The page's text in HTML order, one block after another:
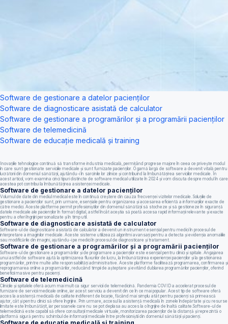
Software de gestionare a datelor pacienților
Software de diagnosticare asistată de calculator
Software de gestionare a programărilor și a programării pacienților
Software de telemedicină
Software de educație medicală și training
Inovațiile tehnologice continuă să transforme industria medicală, permițând progrese majore în ceea ce privește modul
în care sunt gestionate serviciile medicale și sunt furnizate pacienților. O gamă largă de software a devenit vitală pentru
lucrătorii din domeniul sănătății, ajutându-i în sarcinile lor zilnice și contribuind la îmbunătățirea serviciilor medicale. În
acest articol, vom examina cinci tipuri distincte de software medical utilizate în 2024 și vom discuta despre modul în care
acestea pot contribui la îmbunătățirea asistenței medicale.
Software de gestionare a datelor pacienților
Volumul de date din mediul medical este în continuă creștere din cauza frecvenței vizitelor medicale. Soluțiile de
gestionare a pacienților sunt, prin urmare, esențiale pentru organizarea și accesarea eficientă a informațiilor exacte de
către medici. Aceste platforme permit profesioniștilor din domeniul sănătății să stocheze și să gestioneze în siguranță
datele medicale ale pacienților în format digital, astfel încât aceștia să poată accesa rapid informații relevante și exacte
pentru a oferi îngrijiri personalizate și în timp util.
Software de diagnosticare asistată de calculator
Software-ul de diagnosticare asistată de calculator a devenit un instrument esențial pentru medici în procesul de
interpretare a imaginilor medicale. Aceste sisteme utilizează algoritmi avansați pentru a detecta și evidenția anomaliile
sau modificările din imagini, ajutându-i pe medici în procesul de diagnosticare și tratament.
Software de gestionare a programărilor și a programării pacienților
Software-ul de gestionare a programărilor și de programare a pacienților este esențial pentru clinici și spitale. Angajarea
unui astfel de software ajută la optimizarea fluxurilor de lucru, la îmbunătățirea experienței pacienților și la gestionarea
programărilor, printre multe alte responsabilități administrative. Aceste platforme facilitează programarea, confirmarea și
reprogramarea online a programărilor, reducând timpii de așteptare și evitând dublarea programărilor pacienților, oferind
beneficii masive pentru pacienți.
Software de telemedicină
Clinicile și spitalele oferă acum mai mult ca sigur servicii de telemedicină. Pandemia COVID a accelerat procesul de
furnizare de servicii medicale online, iar acest serviciu a devenit din ce în ce mai popular. Acest tip de software oferă
acces la asistență medicală de calitate indiferent de locație, făcând mai simplu atât pentru pacienți să primească
ajutor, cât și pentru clinici să ofere îngrijire. Prin urmare, accesul la asistență medicală în zonele îndepărtate și cu resurse
limitate este îmbunătățit, iar persoanele care nu se pot deplasa au acces la o îngrijire de înaltă calitate.Software-ul de
telemedicină este capabil să ofere consultații medicale virtuale, monitorizarea pacienților de la distanță și reprezintă o
platformă sigură pentru schimbul de informații medicale între profesioniștii din domeniul sănătății și pacienți.